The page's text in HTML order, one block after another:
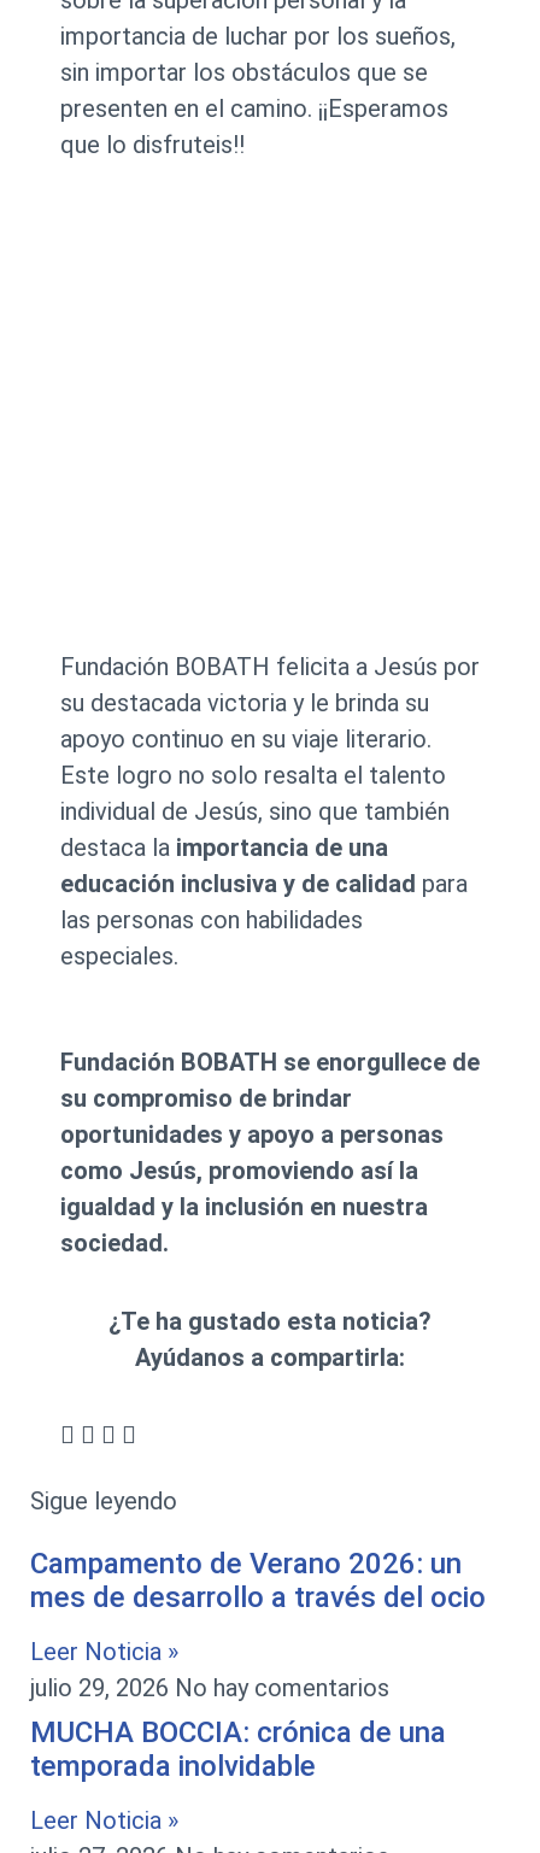
importancia de luchar por los sueños,
sin importar los obstáculos que se
presenten en el camino. ¡¡Esperamos
que lo disfruteis!!
Fundación BOBATH felicita a Jesús por
su destacada victoria y le brinda su
apoyo continuo en su viaje literario.
Este logro no solo resalta el talento
individual de Jesús, sino que también
destaca la importancia de una
educación inclusiva y de calidad para
las personas con habilidades
especiales.
Fundación BOBATH se enorgullece de
su compromiso de brindar
oportunidades y apoyo a personas
como Jesús, promoviendo así la
igualdad y la inclusión en nuestra
sociedad.
¿Te ha gustado esta noticia?
Ayúdanos a compartirla:
Sigue leyendo
Campamento de Verano 2026: un
mes de desarrollo a través del ocio
Leer Noticia »
julio 29, 2026 No hay comentarios
MUCHA BOCCIA: crónica de una
temporada inolvidable
Leer Noticia »